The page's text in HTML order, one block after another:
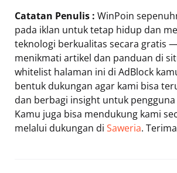
Catatan Penulis : WinPoin
pada iklan untuk tetap hidup dan
teknologi berkualitas secara gratis
menikmati artikel dan panduan di
whitelist halaman ini di AdBlock
bentuk dukungan agar kami bisa
dan berbagi insight untuk
Kamu juga bisa mendukung kami
melalui dukungan di Saweria.